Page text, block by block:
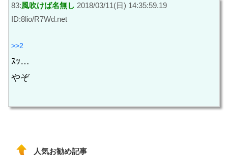
83:風吹けば名無し 2018/03/11(日) 14:35:59.19
ID:8lio/R7Wd.net
>>2
ｽｯ…
やぞ
人気お勧め記事